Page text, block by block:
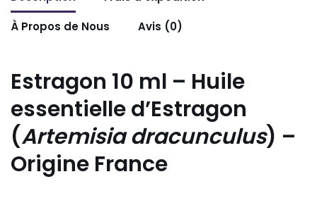
À Propos de Nous
Avis (0)
Estragon 10 ml – Huile
essentielle d’Estragon
(Artemisia dracunculus) –
Origine France